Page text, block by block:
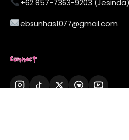
+62 857-7363-9203 (Jesinda)
ebsunhas1077@gmail.com
Connect